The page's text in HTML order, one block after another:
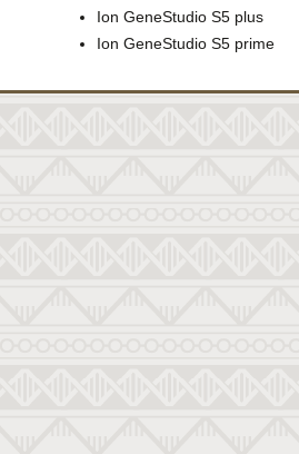
Ion GeneStudio S5 plus
Ion GeneStudio S5 prime